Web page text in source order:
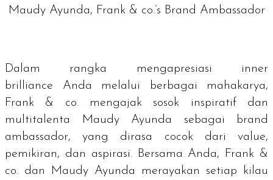
Maudy Ayunda, Frank & co.’s Brand Ambassador
Dalam rangka mengapresiasi inner
brilliance Anda melalui berbagai mahakarya,
Frank & co. mengajak sosok inspiratif dan
multitalenta Maudy Ayunda sebagai
brand
ambassador, yang dirasa cocok dari value,
pemikiran, dan aspirasi. Bersama Anda, Frank &
co. dan Maudy Ayunda merayakan setiap kilau